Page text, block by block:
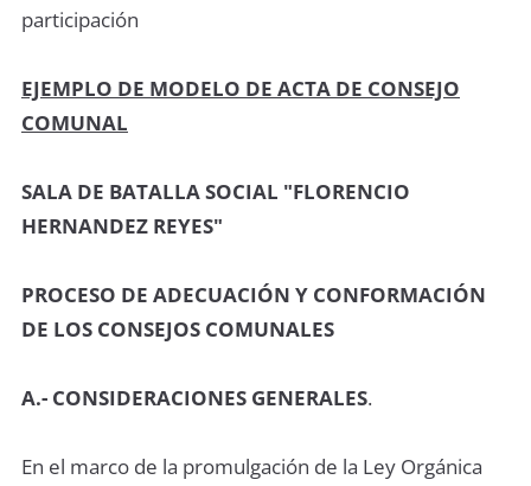
participación
EJEMPLO DE MODELO DE ACTA DE CONSEJO
COMUNAL
SALA DE BATALLA SOCIAL "FLORENCIO
HERNANDEZ REYES"
PROCESO DE ADECUACIÓN Y CONFORMACIÓN
DE LOS CONSEJOS COMUNALES
A.- CONSIDERACIONES GENERALES.
En el marco de la promulgación de la Ley Orgánica